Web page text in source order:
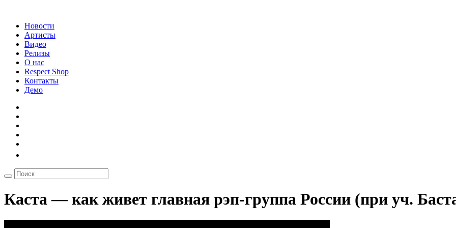
Новости
Артисты
Видео
Релизы
О нас
Respect Shop
Контакты
Демо
Каста — как живет главная рэп-группа России (при уч.